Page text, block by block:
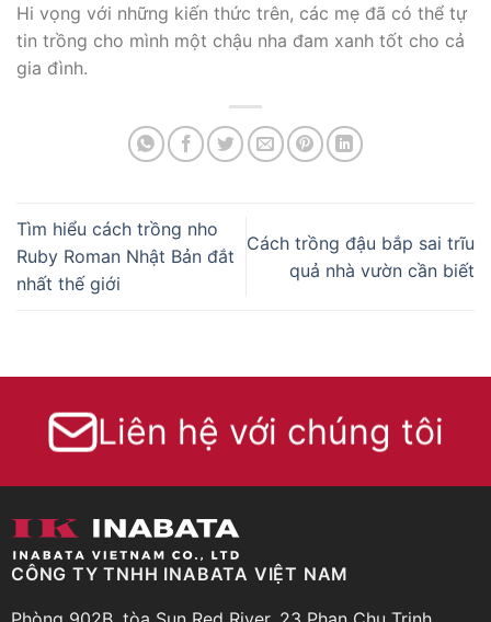
Hi vọng với những kiến thức trên, các mẹ đã có thể tự
tin trồng cho mình một chậu nha đam xanh tốt cho cả
gia đình.
Tìm hiểu cách trồng nho
Ruby Roman Nhật Bản đắt
nhất thế giới
Cách trồng đậu bắp sai trĩu
quả nhà vườn cần biết
Liên hệ với chúng tôi
CÔNG TY TNHH INABATA VIỆT NAM